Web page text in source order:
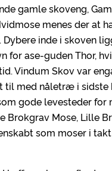
gamle skoveng,
menes der at
Dybere inde i skoven
for ase-guden Thor,
Vindum Skov var
til med nåletræ i
gode levesteder for
Brokgrav Mose, Lille
som moser i